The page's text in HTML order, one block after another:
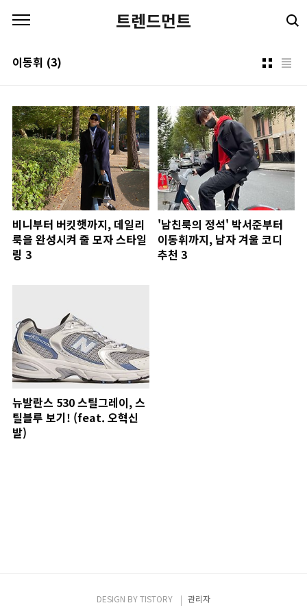
트렌드먼트
이동휘 (3)
비니부터 버킷햇까지, 데일리
룩을 완성시켜 줄 모자 스타일
링 3
'남친룩의 정석' 박서준부터
이동휘까지, 남자 겨울 코디
추천 3
뉴발란스 530 스틸그레이, 스
틸블루 보기! (feat. 오혁신
발)
DESIGN BYTISTORY 관리자